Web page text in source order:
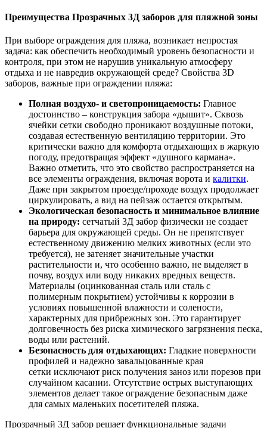
Преимущества Прозрачных 3Д заборов для пляжной зоны
При выборе ограждения для пляжа, возникает непростая
задача: как обеспечить необходимый уровень безопасности и
контроля, при этом не нарушив уникальную атмосферу
отдыха и не навредив окружающей среде? Свойства 3D
заборов, важные при ограждении пляжа:
Полная воздухо- и светопроницаемость: Главное
достоинство – конструкция забора «дышит». Сквозь
ячейки сетки свободно проникают воздушные потоки,
создавая естественную вентиляцию территории. Это
критически важно для комфорта отдыхающих в жаркую
погоду, предотвращая эффект «душного кармана».
Важно отметить, что это свойство распространяется на
все элементы ограждения, включая ворота и калитки.
Даже при закрытом проезде/проходе воздух продолжает
циркулировать, а вид на пейзаж остается открытым.
Экологическая безопасность и минимальное влияние
на природу: сетчатый 3Д забор физически не создает
барьера для окружающей среды. Он не препятствует
естественному движению мелких животных (если это
требуется), не затеняет значительные участки
растительности и, что особенно важно, не выделяет в
почву, воздух или воду никаких вредных веществ.
Материалы (оцинкованная сталь или сталь с
полимерным покрытием) устойчивы к коррозии в
условиях повышенной влажности и солености,
характерных для прибрежных зон. Это гарантирует
долговечность без риска химического загрязнения песка,
воды или растений.
Безопасность для отдыхающих: Гладкие поверхности
профилей и надежно завальцованные края
сетки исключают риск получения заноз или порезов при
случайном касании. Отсутствие острых выступающих
элементов делает такое ограждение безопасным даже
для самых маленьких посетителей пляжа.
Прозрачный 3Д забор решает функциональные задачи